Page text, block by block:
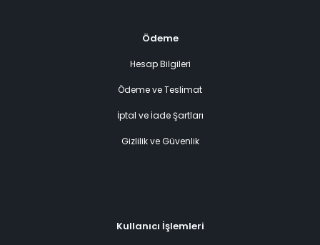
Ödeme
Hesap Bilgileri
Ödeme ve Teslimat
İptal ve İade Şartları
Gizlilik ve Güvenlik
Kullanıcı İşlemleri